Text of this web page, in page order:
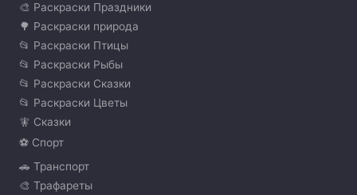
🎨 Раскраски Праздники
🌳 Раскраски природа
📂 Раскраски Птицы
📂 Раскраски Рыбы
📂 Раскраски Сказки
📂 Раскраски Цветы
🧚 Сказки
⚽ Спорт
🚗 Транспорт
🎨 Трафареты